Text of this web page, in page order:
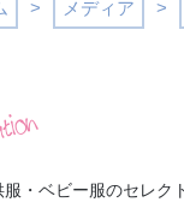
> メディア >
服・ベビー服のセレク